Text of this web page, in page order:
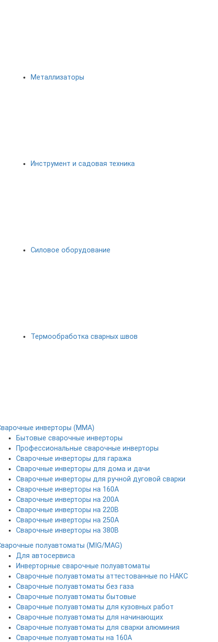
Металлизаторы
Инструмент и садовая техника
Силовое оборудование
Термообработка сварных швов
инверторы (MMA)
Бытовые сварочные инверторы
Профессиональные сварочные инверторы
Сварочные инверторы для гаража
Сварочные инверторы для дома и дачи
Сварочные инверторы для ручной дуговой сварки
Сварочные инверторы на 160А
Сварочные инверторы на 200А
Сварочные инверторы на 220В
Сварочные инверторы на 250А
Сварочные инверторы на 380В
полуавтоматы (MIG/MAG)
Для автосервиса
Инверторные сварочные полуавтоматы
Сварочные полуавтоматы аттестованные по НАКС
Сварочные полуавтоматы без газа
Сварочные полуавтоматы бытовые
Сварочные полуавтоматы для кузовных работ
Сварочные полуавтоматы для начинающих
Сварочные полуавтоматы для сварки алюминия
Сварочные полуавтоматы на 160А